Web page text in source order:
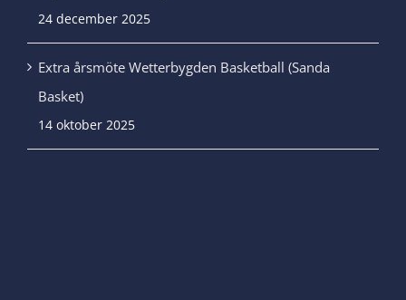
24 december 2025
Extra årsmöte Wetterbygden Basketball (Sanda
Basket)
14 oktober 2025